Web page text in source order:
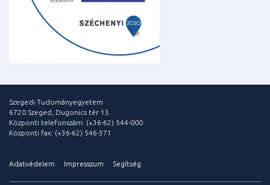
Szegedi Tudományegyetem
6720 Szeged, Dugonics tér 13.
Központi telefonszám: (+36-62) 544-000
Központi fax: (+36-62) 546-371
Adatvédelem Impresszum Segítség